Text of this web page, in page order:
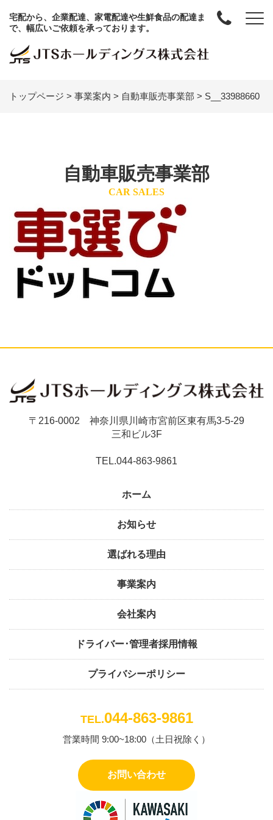
宅配から、企業配達、家電配達や生鮮食品の配達ま
で、幅広いご依頼を承っております。
トップページ > 事業案内 > 自動車販売事業部 > S__33988660
自動車販売事業部
CAR SALES
〒216-0002 神奈川県川崎市宮前区東有馬3-5-29
三和ビル3F
TEL.044-863-9861
ホーム
お知らせ
選ばれる理由
事業案内
会社案内
ドライバー･管理者採用情報
プライバシーポリシー
TEL.044-863-9861
営業時間 9:00~18:00（土日祝除く）
お問い合わせ